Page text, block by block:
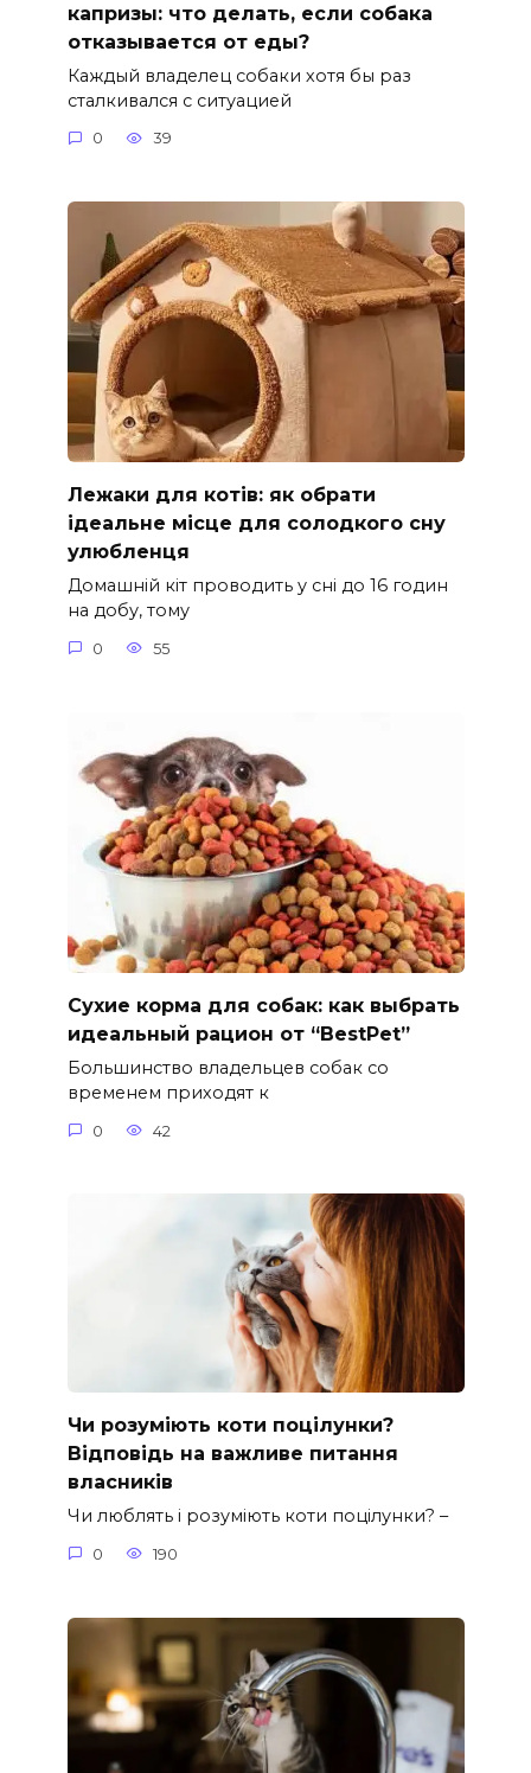
капризы: что делать, если собака
отказывается от еды?
Каждый владелец собаки хотя бы раз
сталкивался с ситуацией
0 39
Лежаки для котів: як обрати
ідеальне місце для солодкого сну
улюбленця
Домашній кіт проводить у сні до 16 годин
на добу, тому
0 55
Сухие корма для собак: как выбрать
идеальный рацион от “BestPet”
Большинство владельцев собак со
временем приходят к
0 42
Чи розуміють коти поцілунки?
Відповідь на важливе питання
власників
Чи люблять і розуміють коти поцілунки? –
0 190